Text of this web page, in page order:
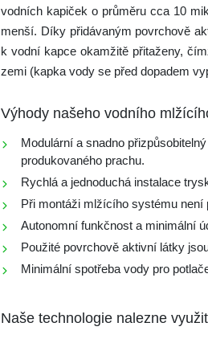
vodních kapiček o průměru cca 10
menší. Díky přidávaným povrchově
k vodní kapce okamžitě přitaženy,
zemi (kapka vody se před dopadem
Výhody našeho vodního
Modulární a snadno
produkovaného prachu.
Rychlá a jednoduchá instalace
Při montáži mlžícího systému
Autonomní funkčnost a minimální
Použité povrchově aktivní látky
Minimální spotřeba vody pro
Naše technologie nalezne